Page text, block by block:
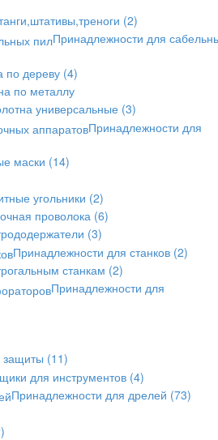
(2)
Принадлежности для
по дереву (4)
по металлу
универсальные (3)
Принадлежности для
маски (14)
угольники (2)
проволока (6)
(3)
Принадлежности для станков (2)
станкам (2)
Принадлежности для
защиты (11)
для инструментов (4)
Принадлежности для дрелей (73)